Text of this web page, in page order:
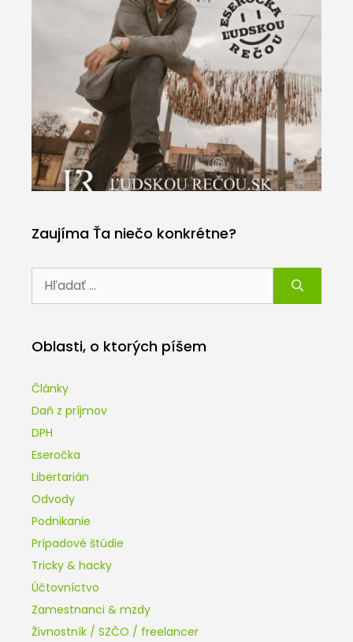
Zaujíma Ťa niečo konkrétne?
Oblasti, o ktorých píšem
Články
Daň z príjmov
DPH
Eseročka
Libertarián
Odvody
Podnikanie
Prípadové štúdie
Tricky & hacky
Účtovníctvo
Zamestnanci & mzdy
Živnostník / SZČO / freelancer